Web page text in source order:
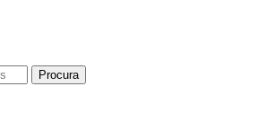
Procura